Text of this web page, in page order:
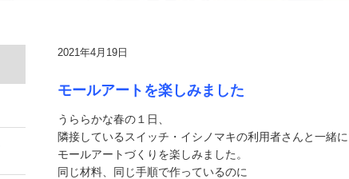
2021年4月19日
モールアートを楽しみました
うららかな春の１日、
隣接しているスイッチ・イシノマキの利用者さんと一緒に
モールアートづくりを楽しみました。
同じ材料、同じ手順で作っているのに